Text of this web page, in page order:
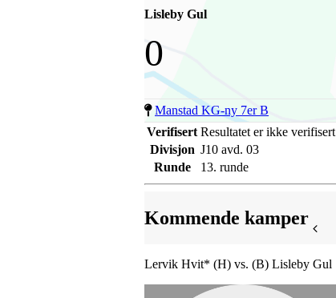
Lisleby Gul
0
Manstad KG-ny 7er B
Verifisert Resultatet er ikke verifisert
Divisjon J10 avd. 03
Runde
13. runde
Kommende kamper
Lervik Hvit* (H) vs. (B) Lisleby Gul